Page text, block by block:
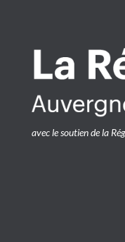
avec le soutien de la